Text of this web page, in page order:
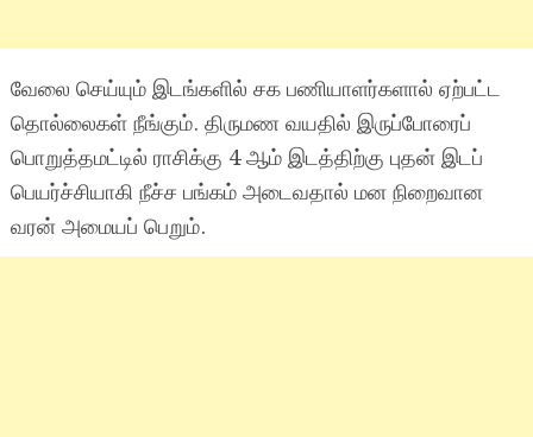
வேலை செய்யும் இடங்களில் சக பணியாளர்களால் ஏற்பட்ட
தொல்லைகள் நீங்கும். திருமண வயதில் இருப்போரைப்
பொறுத்தமட்டில் ராசிக்கு 4 ஆம் இடத்திற்கு புதன் இடப்
பெயர்ச்சியாகி நீச்ச பங்கம் அடைவதால் மன நிறைவான
வரன் அமையப் பெறும்.